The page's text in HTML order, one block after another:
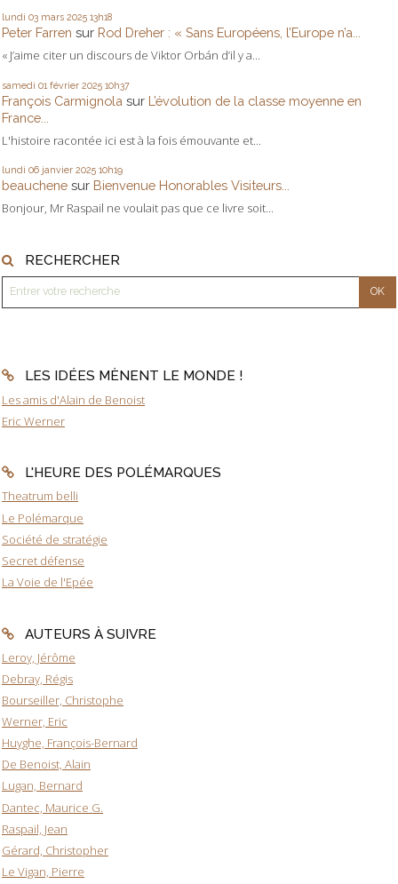
lundi 03 mars 2025 13h18
Peter Farren sur Rod Dreher : « Sans Européens, l’Europe n’a...
« J’aime citer un discours de Viktor Orbán d’il y a...
samedi 01 février 2025 10h37
François Carmignola sur L’évolution de la classe moyenne en
France...
L'histoire racontée ici est à la fois émouvante et...
lundi 06 janvier 2025 10h19
beauchene sur Bienvenue Honorables Visiteurs...
Bonjour, Mr Raspail ne voulait pas que ce livre soit...
RECHERCHER
LES IDÉES MÈNENT LE MONDE !
Les amis d'Alain de Benoist
Eric Werner
L'HEURE DES POLÉMARQUES
Theatrum belli
Le Polémarque
Société de stratégie
Secret défense
La Voie de l'Epée
AUTEURS À SUIVRE
Leroy, Jérôme
Debray, Régis
Bourseiller, Christophe
Werner, Eric
Huyghe, François-Bernard
De Benoist, Alain
Lugan, Bernard
Dantec, Maurice G.
Raspail, Jean
Gérard, Christopher
Le Vigan, Pierre